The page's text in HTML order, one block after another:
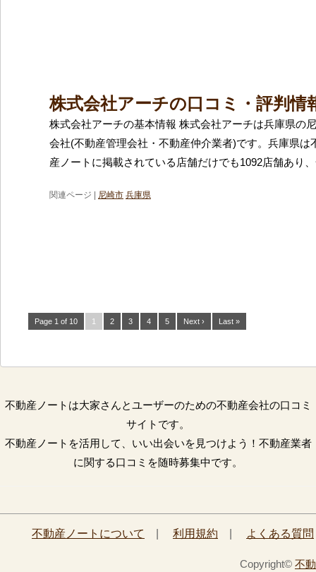
株式会社アーチの口コミ・評判情
株式会社アーチの基本情報 株式会社アーチは兵庫県の
会社(不動産管理会社・不動産仲介業者)です。兵庫県は
産ノートに掲載されている店舗だけでも1092店舗あり
関連ページ | 尼崎市 兵庫県
Page 1 of 10 1 2 3 4 5 Next › Last »
不動産ノートは大家さんとユーザーのための不動産会社の口コミ
サイトです。
不動産ノートを活用して、いい出会いを見つけよう！不動産業者
に関する口コミを随時募集中です。
不動産ノートについて 利用規約 よくある質問
Copyright© 不